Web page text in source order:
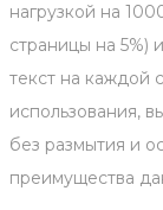
нагрузкой на
страницы на 5%)
текст на каждой
использования,
без размытия и
преимущества